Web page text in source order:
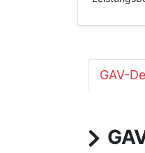
GAV-